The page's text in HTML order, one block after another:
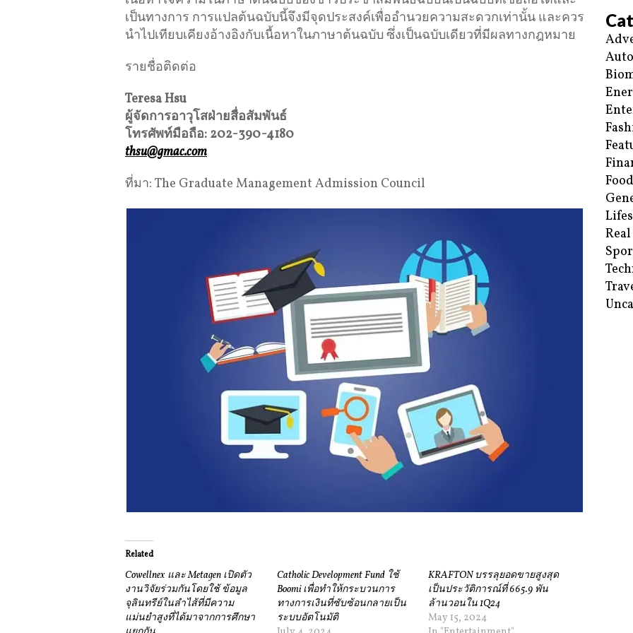
เป็นทางการ การแปลต้นฉบับนี้จึงมีจุดประสงค์เพื่ออำนวยความสะดวกเท่านั้น และควร
นำไปเทียบเคียงอ้างอิงกับเนื้อหาในภาษาต้นฉบับ ซึ่งเป็นฉบับเดียวที่มีผลทางกฎหมาย
รายชื่อติดต่อ
Teresa Hsu
ผู้จัดการอาวุโสฝ่ายสื่อสัมพันธ์
โทรศัพท์มือถือ: 202-390-4180
thsu@gmac.com
ที่มา: The Graduate Management Admission Council
Related
Cowellnex และ Metagen เปิดตัว
งานวิจัยร่วมกันโดยใช้ ข้อมูล
จุลินทรีย์ในลำไส้ที่มีความ
แม่นยำสูงที่ได้มาจากการศึกษา
Catholic Development Fund ใช้
Boomi เพื่อทำให้กระบวนการ
ทางการเงินที่ซับซ้อนกลายเป็น
ระบบอัตโนมัติ
KRAFTON บรรลุยอดขายสูงสุด
เป็นประวัติการณ์ที่ 665.9 พัน
ล้านวอนใน 1Q24
May 15, 2024